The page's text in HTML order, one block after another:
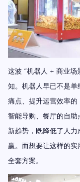
这波 “机器人 + 商业场
知。机器人早已不是单
痛点、提升运营效率的
智能导购、餐厅的自助
新趋势，既降低了人
赢。而想要让这样的
全套方案。